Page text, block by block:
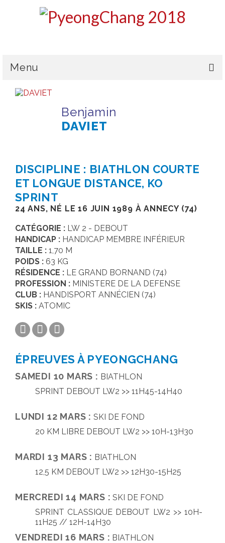
Menu
LE CPSF
PYEONGCHANG 2018
MÉDAILLES & CLASSEMENT
HANDICAPS & CLASSIFICATIONS
SALLE DE PRESSE
Benjamin
DAVIET
DISCIPLINE : BIATHLON COURTE
ET LONGUE DISTANCE, KO
SPRINT
24 ANS, NÉ LE 16 JUIN 1989 À ANNECY (74)
CATÉGORIE : LW 2 - DEBOUT
HANDICAP : HANDICAP MEMBRE INFÉRIEUR
TAILLE : 1,70 M
POIDS : 63 KG
RÉSIDENCE : LE GRAND BORNAND (74)
PROFESSION : MINISTERE DE LA DEFENSE
CLUB : HANDISPORT ANNÉCIEN (74)
SKIS : ATOMIC
ÉPREUVES À PYEONGCHANG
SAMEDI 10 MARS : BIATHLON
SPRINT DEBOUT LW2 >> 11H45-14H40
LUNDI 12 MARS : SKI DE FOND
20 KM LIBRE DEBOUT LW2 >> 10H-13H30
MARDI 13 MARS : BIATHLON
12,5 KM DEBOUT LW2 >> 12H30-15H25
MERCREDI 14 MARS : SKI DE FOND
SPRINT CLASSIQUE DEBOUT LW2 >> 10H-
11H25 // 12H-14H30
VENDREDI 16 MARS : BIATHLON